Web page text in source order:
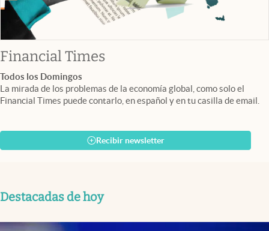
Financial Timesabre en nueva pestaña
Todos los Domingos
La mirada de los problemas de la economía global, como solo el
Financial Times puede contarlo, en español y en tu casilla de email.
Recibir newsletter
Destacadas de hoy